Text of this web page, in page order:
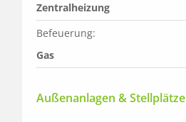
Zentralheizung
Befeuerung:
Gas
Außenanlagen & Stellplätze